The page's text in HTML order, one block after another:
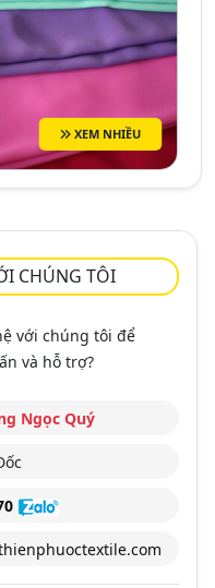
XEM NHIỀU
CHÚNG TÔI
với chúng tôi để
và hỗ trợ?
Ngọc Quý